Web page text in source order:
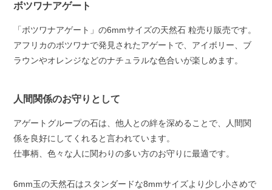
ボツワナアゲート
「ボツワナアゲート」の6mmサイズの天然石 粒売り販売です。
アフリカのボツワナで発見されたアゲートで、アイボリー、ブ
ラウンやオレンジなどのナチュラルな色合いが楽しめます。
人間関係のお守りとして
アゲートグループの石は、他人との絆を深めることで、人間関
係を良好にしてくれると言われています。
仕事柄、色々な人に関わりの多い方のお守りに最適です。
6mm玉の天然石はスタンダードな8mmサイズより少し小さめで